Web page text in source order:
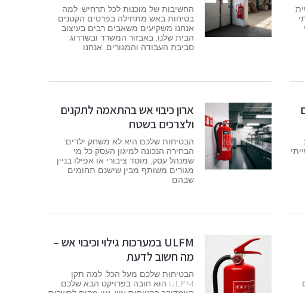
החשיבות של מוכנות לכל תרחיש: למה
בטיחות באש מתחילה בפרטים הקטנים
אנחנו משקיעים משאבים רבים בעיצוב
הבית שלנו, באבזור המשרד ובשדרוג
סביבת העבודה והמגורים. אנחנו
ארון כיבוי אש בהתאמה לתקנים
ולצרכים בשטח
הבטיחות שלכם היא לא משחק ילדים:
הבחירה הנכונה למיגון העסק כל מי
שמנהל עסק, מוסד ציבורי או אפילו בניין
מגורים משותף מבין שישנם תחומים
שבהם
ULFM במערכות גילוי וכיבוי אש –
מה חשוב לדעת
הבטיחות שלכם מעל הכל: למה תקן
ULFM הוא חובה בפרויקט הבא שלכם